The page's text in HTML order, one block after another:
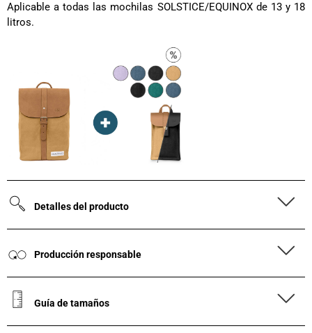
Aplicable a todas las mochilas SOLSTICE/EQUINOX de 13 y 18
litros.
Detalles del producto
Producción responsable
Guía de tamaños